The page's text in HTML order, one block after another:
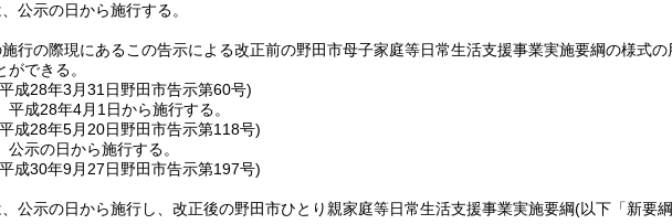
公示の日から施行する。
行の際現にあるこの告示による改正前の野田市母子家庭等日常生活支援事業実施要綱の様式
できる。
成28年3月31日野田市告示第60号)
平成28年4月1日から施行する。
成28年5月20日野田市告示第118号)
公示の日から施行する。
成30年9月27日野田市告示第197号)
公示の日から施行し、改正後の野田市ひとり親家庭等日常生活支援事業実施要綱(以下「新要